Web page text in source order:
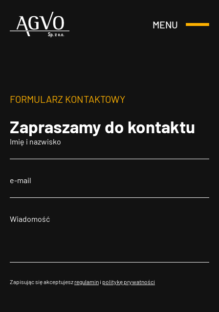
Header
MENU
Otwórz
FORMULARZ KONTAKTOWY
Zapraszamy do kontaktu
Zapisując się akceptujesz regulamin i politykę prywatności